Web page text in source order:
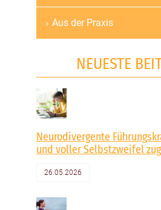
Aus der Praxis
NEUESTE
Neurodivergente
und voller Selbstzweifel
26.05.2026